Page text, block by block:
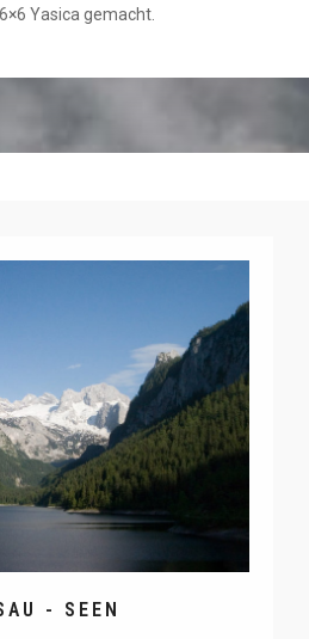
Yasica gemacht.
- SEEN